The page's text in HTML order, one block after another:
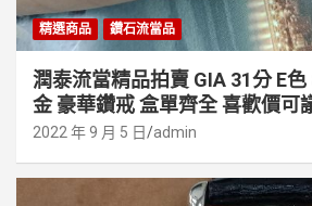
精選商品 鑽石流當品
潤泰流當精品拍賣 GIA 31分 E
金 豪華鑽戒 盒單齊全 喜歡價可
2022 年 9 月 5 日 admin